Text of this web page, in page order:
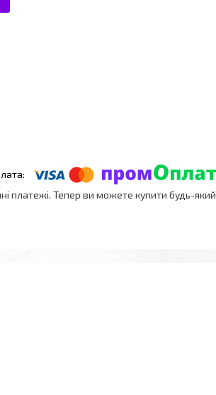
платежі. Тепер ви можете купити будь-який